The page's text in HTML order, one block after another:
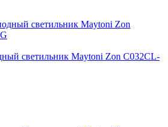
светильник Maytoni Zon C032CL-